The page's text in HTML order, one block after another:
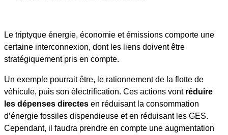
Le triptyque énergie, économie et émissions comporte une
certaine interconnexion, dont les liens doivent être
stratégiquement pris en compte.
Un exemple pourrait être, le rationnement de la flotte de
véhicule, puis son électrification. Ces actions vont réduire
les dépenses directes en réduisant la consommation
d’énergie fossiles dispendieuse et en réduisant les GES.
Cependant, il faudra prendre en compte une augmentation